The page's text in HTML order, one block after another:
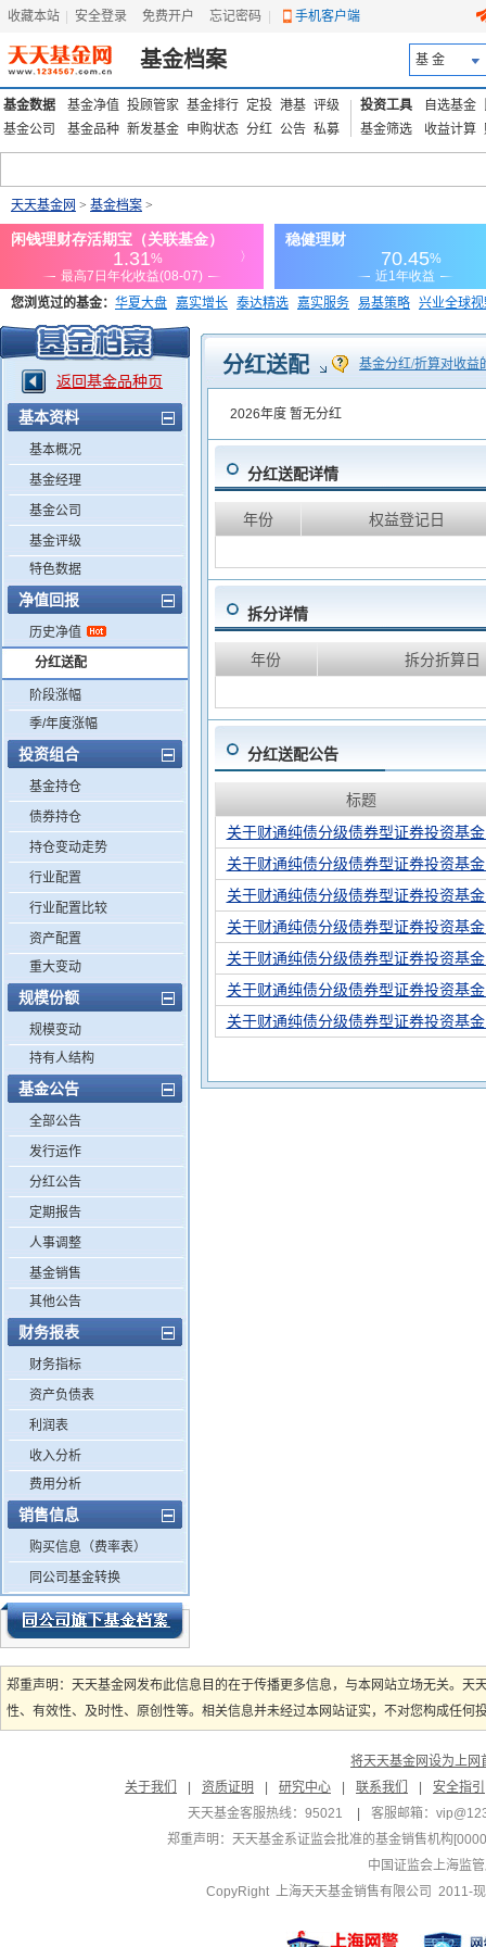
收藏本站 安全登录 免费开户 忘记密码 手机客户端
基金档案 基 金
基金数据 基金净值 投顾管家 基金排行 定投 港基 评级
基金公司
基金品种 新发基金 申购状态 分红 公告 私募
投资工具 自选基金
基金筛选
收益计算
天天基金网 > 基金档案 >
您浏览过的基金： 华夏大盘 嘉实增长 泰达精选 嘉实服务 易基策略 兴业全球
添富优势 华安宏利 上证180价值ETF 上投优势 信诚蓝筹
返回基金品种页
基本资料
基本概况
基金经理
基金公司
基金评级
特色数据
净值回报
历史净值
分红送配
阶段涨幅
季/年度涨幅
投资组合
基金持仓
债券持仓
持仓变动走势
行业配置
行业配置比较
资产配置
重大变动
规模份额
规模变动
持有人结构
基金公告
全部公告
发行运作
分红公告
定期报告
人事调整
基金销售
其他公告
财务报表
财务指标
资产负债表
利润表
收入分析
费用分析
销售信息
购买信息（费率表）
同公司基金转换
分红送配 基金分红/折算对收益
2026年度 暂无分红
分红送配详情
年份 权益登记日
拆分详情
年份 拆分折算日
分红送配公告
标题
关于财通纯债分级债券型证券投资基
关于财通纯债分级债券型证券投资基
关于财通纯债分级债券型证券投资基
关于财通纯债分级债券型证券投资基
关于财通纯债分级债券型证券投资基
关于财通纯债分级债券型证券投资基
关于财通纯债分级债券型证券投资基
郑重声明：天天基金网发布此信息目的在于传播更多信息，与本网站立场无关。
性、有效性、及时性、原创性等。相关信息并未经过本网站证实，不对您构成任
将天天基金网设为上网
关于我们
资质证明 研究中心 联系我们
安全指引
天天基金客服热线：95021
客服邮箱：
郑重声明： 天天基金系证监会批准的基金销售机构
中国证监会上海监
CopyRight 上海天天基金销售有限公司 2011-